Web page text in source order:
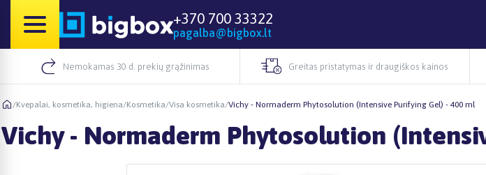
+370 700 33322
pagalba@bigbox.lt
Nemokamas 30 d. prekių grąžinimas Greitas pristatymas ir draugiškos kainos
/Kvepalai, kosmetika, higiena/Kosmetika/Visa kosmetika/Vichy - Normaderm Phytosolution (Intensive Purifying Gel) - 400 ml
Vichy - Normaderm Phytosolution